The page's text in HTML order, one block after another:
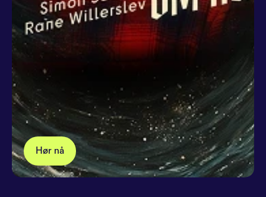
Hør nå